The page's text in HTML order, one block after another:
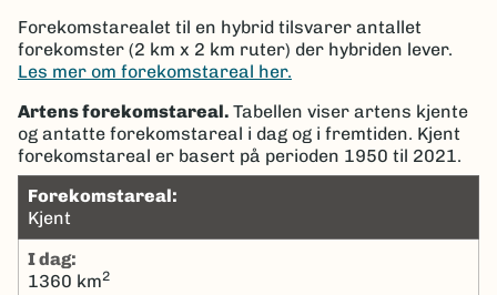
Forekomstarealet til en hybrid tilsvarer antallet
forekomster (2 km x 2 km ruter) der hybriden lever.
Les mer om forekomstareal her.
Artens forekomstareal. Tabellen viser artens kjente
og antatte forekomstareal i dag og i fremtiden. Kjent
forekomstareal er basert på perioden 1950 til 2021.
Forekomstareal:
Kjent
I dag:
1360 km2